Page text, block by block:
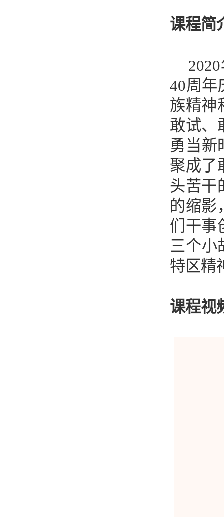
课程简
2020
40周年
族精神
敢试、
勇当新
聚成了
头苦干
的缩影
们干事
三个小
特区精
课程视